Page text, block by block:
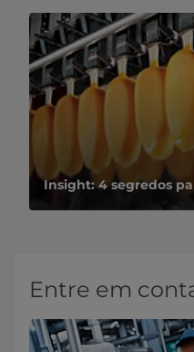
Insight: 4 segredos
Entre em